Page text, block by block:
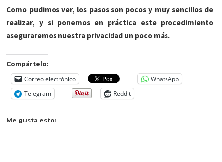
Como pudimos ver, los pasos son pocos y muy sencillos de
realizar, y si ponemos en práctica este procedimiento
aseguraremos nuestra privacidad un poco más.
Compártelo:
Correo electrónico
WhatsApp
Telegram
Reddit
Me gusta esto: